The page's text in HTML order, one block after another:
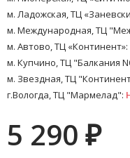
м. Ладожская, ТЦ
м. Международная, ТЦ
м. Автово, ТЦ «Континент»:
м. Купчино, ТЦ "Балкания
м. Звездная, ТЦ
г.Вологда, ТЦ "Мармелад":
5 290 ₽